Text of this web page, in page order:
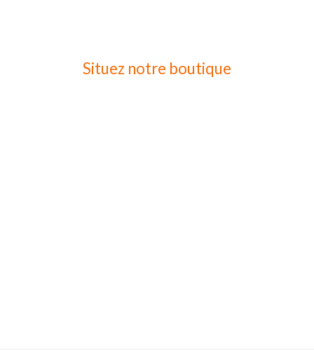
Situez notre boutique